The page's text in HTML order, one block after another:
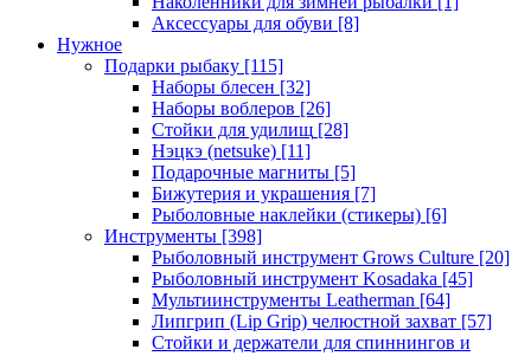
Аксессуары для обуви [8]
Нужное
Подарки рыбаку [115]
Наборы блесен [32]
Наборы воблеров [26]
Стойки для удилищ [28]
Нэцкэ (netsuke) [11]
Подарочные магниты [5]
Бижутерия и украшения [7]
Рыболовные наклейки (стикеры) [6]
Инструменты [398]
Рыболовный инструмент Grows Culture [20]
Рыболовный инструмент Kosadaka [45]
Мультиинструменты Leatherman [64]
Липгрип (Lip Grip) челюстной захват [57]
Стойки и держатели для спиннингов и